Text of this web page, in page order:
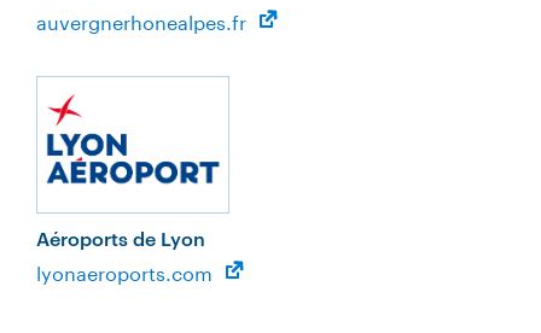
auvergnerhonealpes.fr
Aéroports de Lyon
lyonaeroports.com